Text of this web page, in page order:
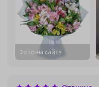
Фото на сайте